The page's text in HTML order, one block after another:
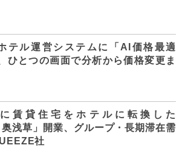
テル運営システムに「AI価格最適
ひとつの画面で分析から価格変更ま
賃貸住宅をホテルに転換した
奥浅草」開業、グループ・長期滞在需
社